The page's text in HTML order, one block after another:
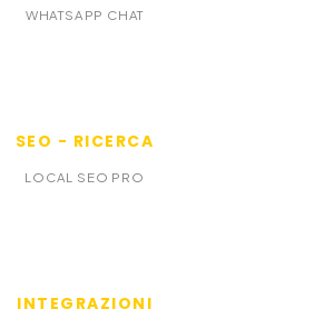
WHATSAPP CHAT
SEO - RICERCA
LOCAL SEO PRO
INTEGRAZIONI